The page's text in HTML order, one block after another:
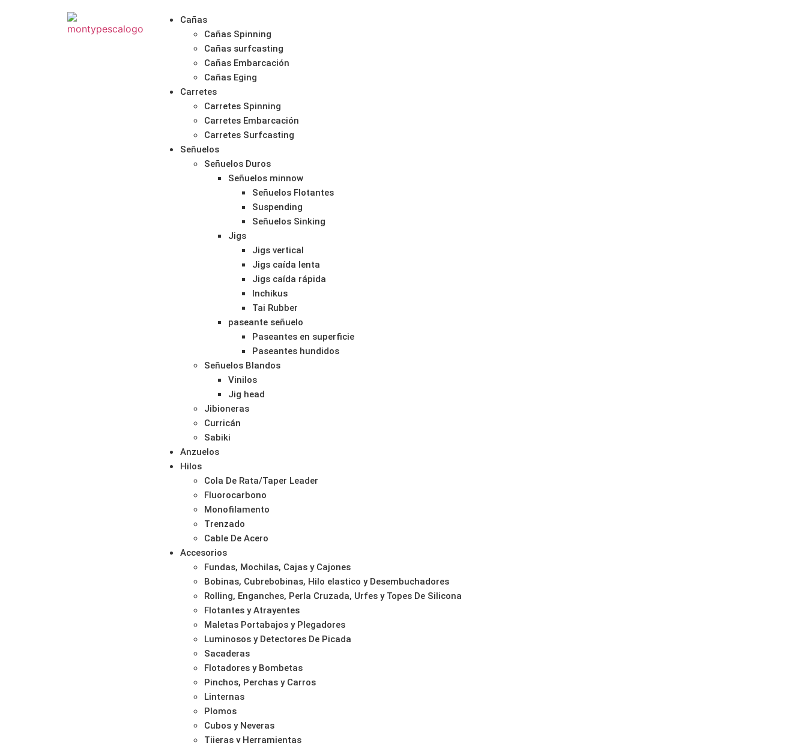
Cañas
Cañas Spinning
Cañas surfcasting
Cañas Embarcación
Cañas Eging
Carretes
Carretes Spinning
Carretes Embarcación
Carretes Surfcasting
Señuelos
Señuelos Duros
Señuelos minnow
Señuelos Flotantes
Suspending
Señuelos Sinking
Jigs
Jigs vertical
Jigs caída lenta
Jigs caída rápida
Inchikus
Tai Rubber
paseante señuelo
Paseantes en superficie
Paseantes hundidos
Señuelos Blandos
Vinilos
Jig head
Jibioneras
Curricán
Sabiki
Anzuelos
Hilos
Cola De Rata/Taper Leader
Fluorocarbono
Monofilamento
Trenzado
Cable De Acero
Accesorios
Fundas, Mochilas, Cajas y Cajones
Bobinas, Cubrebobinas, Hilo elastico y Desembuchadores
Rolling, Enganches, Perla Cruzada, Urfes y Topes De Silicona
Flotantes y Atrayentes
Maletas Portabajos y Plegadores
Luminosos y Detectores De Picada
Sacaderas
Flotadores y Bombetas
Pinchos, Perchas y Carros
Linternas
Plomos
Cubos y Neveras
Tijeras y Herramientas